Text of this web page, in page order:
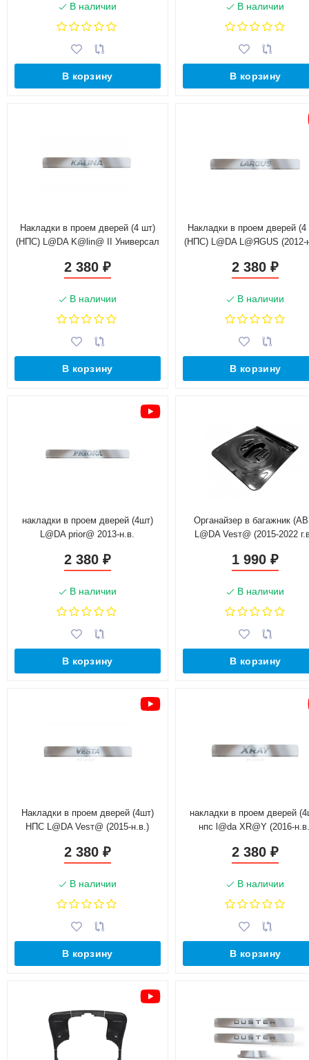
В наличии
В корзину
В наличии
В корзину
Накладки в проем дверей (4 шт)
(НПС) L@DA K@lin@ II Универсал
2 380 ₽
В наличии
В корзину
Накладки в проем дверей
(НПС) L@DA L@ЯGUS (2012-
2 380₽
В наличии
В корзину
накладки в проем дверей (4шт)
L@DA prior@ 2013-н.в.
2 380 ₽
В наличии
В корзину
Органайзер в багажник
L@DA Vesт@ (2015-2022
1 990₽
В наличии
В корзину
Накладки в проем дверей (4шт)
НПС L@DA Vesт@ (2015-н.в.)
2 380 ₽
В наличии
В корзину
накладки в проем дверей
нпс l@da XR@Y (2016-
2 380₽
В наличии
В корзину